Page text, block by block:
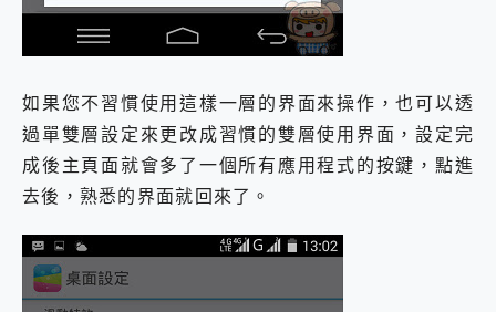
如果您不習慣使用這樣一層的界面來操作，也可以透
過單雙層設定來更改成習慣的雙層使用界面，設定完
成後主頁面就會多了一個所有應用程式的按鍵，點進
去後，熟悉的界面就回來了。